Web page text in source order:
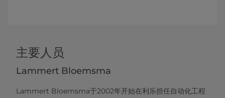
主要人员
Lammert Bloemsma
Lammert Bloemsma于2002年开始在利乐担任自动化工程